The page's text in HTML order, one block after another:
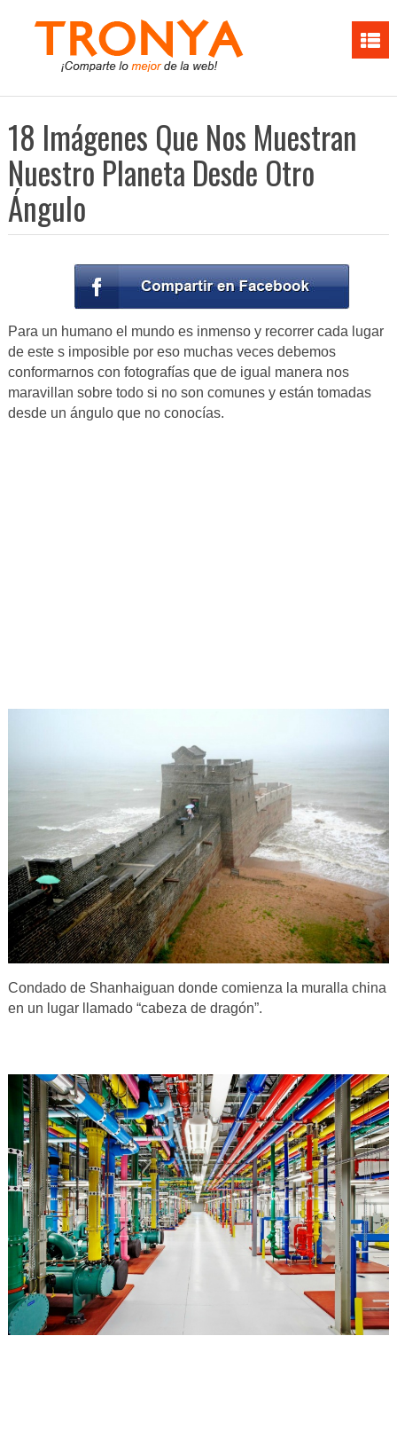
18 Imágenes Que Nos Muestran
Nuestro Planeta Desde Otro
Ángulo
Para un humano el mundo es inmenso y recorrer cada lugar
de este s imposible por eso muchas veces debemos
conformarnos con fotografías que de igual manera nos
maravillan sobre todo si no son comunes y están tomadas
desde un ángulo que no conocías.
Condado de Shanhaiguan donde comienza la muralla china
en un lugar llamado “cabeza de dragón”.